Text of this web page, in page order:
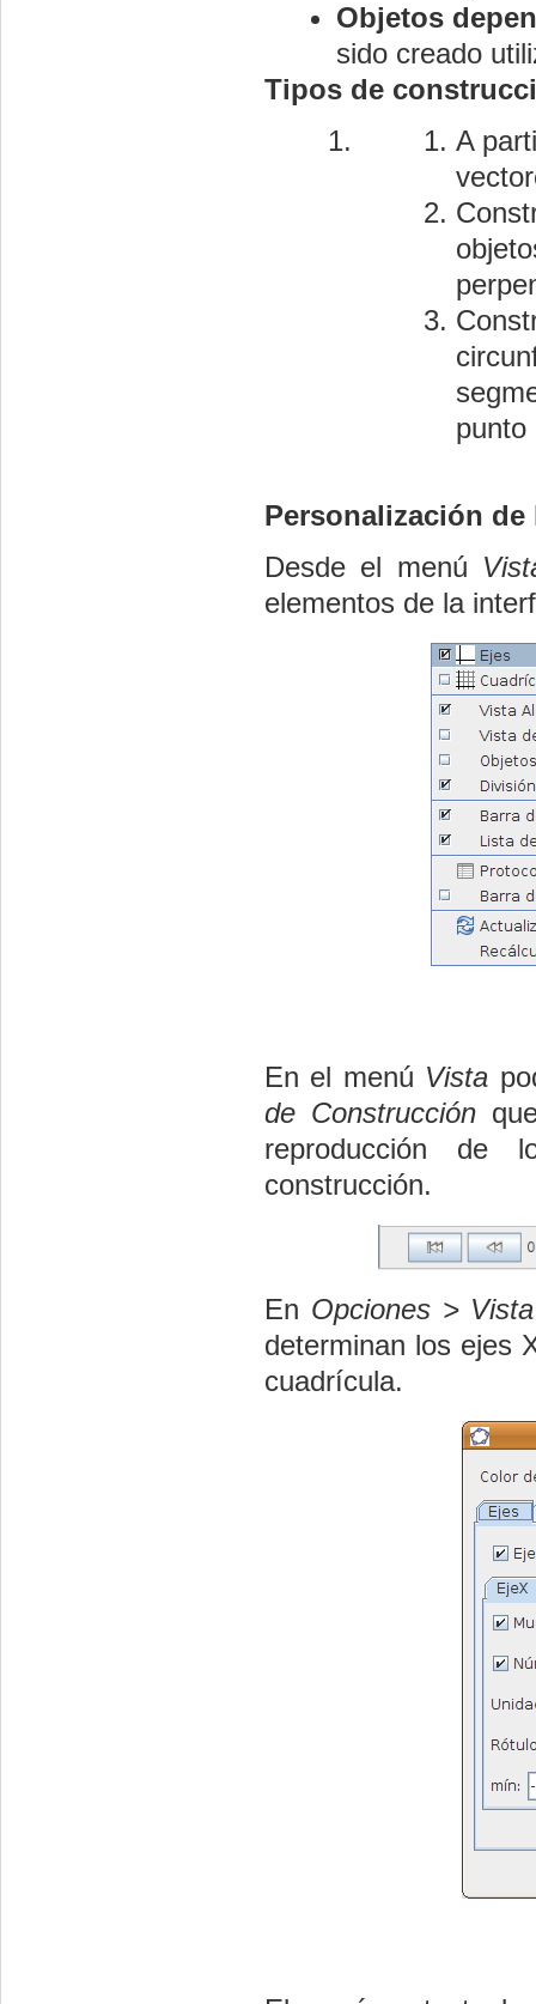
Objetos
sido creado
Tipos de
A
punto
Personalización
Desde el menú
elementos de la
En el menú Vista
de Construcción
reproducción de
construcción.
En Opciones >
determinan los ejes
cuadrícula.